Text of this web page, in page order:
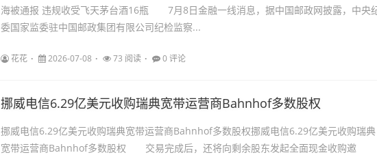
海被通报 违规收受飞天茅台酒16瓶 7月8日金融一线消息，据中国邮政网披露，中央
委国家监委驻中国邮政集团有限公司纪检监察...
花花 2026-07-08 73 阅读 0 评论
挪威电信6.29亿美元收购瑞典宽带运营商Bahnhof多数股权
挪威电信6.29亿美元收购瑞典宽带运营商Bahnhof多数股权挪威电信6.29亿美元收购瑞典
宽带运营商Bahnhof多数股权 交易完成后，还将向剩余股东发起全面现金收购邀